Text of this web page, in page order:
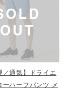
／通気】ドライエ
ーハーフパンツ メ